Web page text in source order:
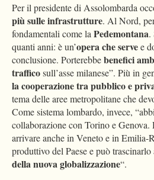
Per il presidente di Assolombarda
più sulle infrastrutture. Al Nord,
fondamentali come laPedemontana.
quanti anni: è un’opera che servee
conclusione. Porterebbebenefici
trafficosull’asse milanese”. Più in
la cooperazione tra pubblico e
tema delle aree metropolitane che
Come sistema lombardo, invece,
collaborazione con Torino e Genova.
arrivare anche in Veneto e in Emilia-
produttivo del Paese e può trascinarlo
della nuova globalizzazione“.